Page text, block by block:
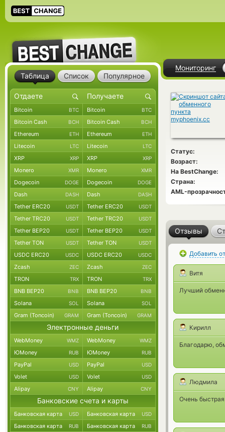
Мониторинг
Статус:
Возраст:
На BestChange:
Страна:
AML-
Отзывы
Добавить
Витя
Лучший
Кирилл
Благодарю,
Людмила
Очень быстрая
Таблица Список Популярное
Bitcoin BTC Bitcoin BTC
Bitcoin Cash BCH Bitcoin Cash BCH
Ethereum ETH Ethereum ETH
Litecoin LTC Litecoin LTC
XRP XRP XRP XRP
Monero XMR Monero XMR
Dogecoin DOGE Dogecoin DOGE
Dash DASH Dash DASH
Tether ERC20 USDT Tether ERC20 USDT
Tether TRC20 USDT Tether TRC20 USDT
Tether BEP20 USDT Tether BEP20 USDT
Tether TON USDT Tether TON USDT
USDC ERC20 USDC USDC ERC20 USDC
Zcash ZEC Zcash ZEC
TRON TRX TRON TRX
BNB BEP20 BNB BNB BEP20 BNB
Solana SOL Solana SOL
Gram (Toncoin) GRAM Gram (Toncoin) GRAM
Электронные деньги
WebMoney WMZ WebMoney WMZ
ЮMoney RUB ЮMoney RUB
PayPal USD PayPal USD
Volet USD Volet USD
Alipay CNY Alipay CNY
Банковские счета и карты
Банковская карта USD Банковская карта USD
Банковская карта RUB Банковская карта RUB